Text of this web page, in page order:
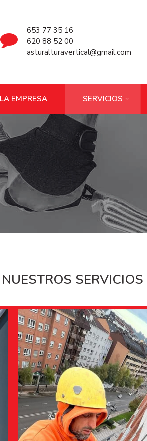
653 77 35 16
620 88 52 00
asturalturavertical@gmail.com
LA EMPRESA SERVICIOS
NUESTROS SERVICIOS